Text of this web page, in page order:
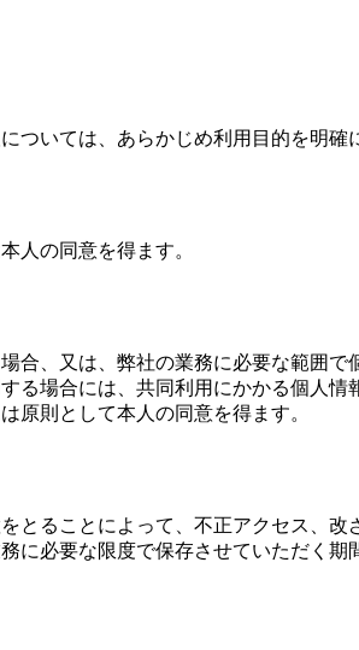
いては、あらかじめ利用目的を明確
人の同意を得ます。
合、又は、弊社の業務に必要な範囲
る場合には、共同利用にかかる個人
原則として本人の同意を得ます。
とることによって、不正アクセス、
必要な限度で保存させていただく期